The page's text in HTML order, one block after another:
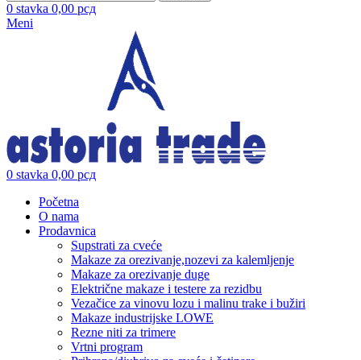
0 stavka 0,00 рсд
Meni
0 stavka 0,00 рсд
Početna
O nama
Prodavnica
Supstrati za cveće
Makaze za orezivanje,nozevi za kalemljenje
Makaze za orezivanje duge
Električne makaze i testere za rezidbu
Vezačice za vinovu lozu i malinu trake i bužiri
Makaze industrijske LOWE
Rezne niti za trimere
Vrtni program